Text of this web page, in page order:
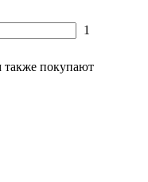
1
также покупают